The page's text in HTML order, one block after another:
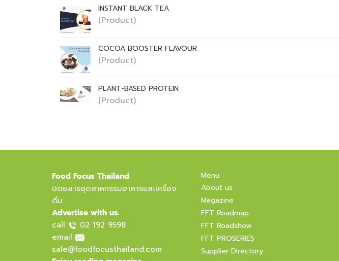
INSTANT BLACK TEA
(Product)
COCOA BOOSTER FLAVOUR
(Product)
PLANT-BASED PROTEIN
(Product)
Food Focus Thailand
นิตยสารอุตสาหกรรมอาหารและเครื่อง
ดื่ม
Advertise with us.
call
02 192 9598
email
sale@foodfocusthailand.com
Menu
About us
Magazine
FFT Roadmap
FFT Roadshow
FFT PROSERIES
Supplier Directory